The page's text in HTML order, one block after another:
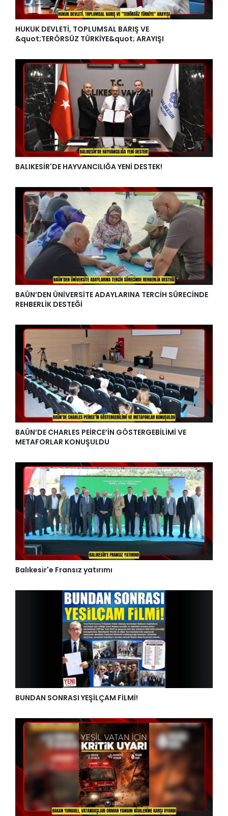
HUKUK DEVLETİ, TOPLUMSAL BARIŞ VE
&quot;TERÖRSÜZ TÜRKİYE&quot; ARAYIŞI
BALIKESİR'DE HAYVANCILIĞA YENİ DESTEK!
BAÜN’DEN ÜNİVERSİTE ADAYLARINA TERCİH SÜRECİNDE
REHBERLİK DESTEĞİ
BAÜN’DE CHARLES PEİRCE’İN GÖSTERGEBİLİMİ VE
METAFORLAR KONUŞULDU
Balıkesir'e Fransız yatırımı
BUNDAN SONRASI YEŞİLÇAM FİLMİ!